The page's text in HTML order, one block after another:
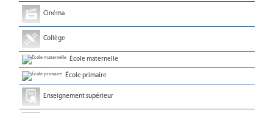
Cinéma
Collège
École maternelle
École primaire
Enseignement supérieur